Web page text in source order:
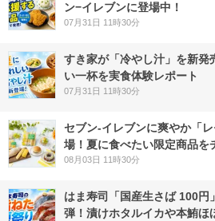
ン−イレブンに登場中！
07月31日 11時30分
すき家が「冷やし汁」を新発
い一杯を実食体験レポート
07月31日 11時30分
セブン‐イレブンに爽やか「
場！夏に食べたい限定商品を
08月03日 11時30分
はま寿司「国産生さば 100円
弾！漬けホタルイカや本鮪ほ